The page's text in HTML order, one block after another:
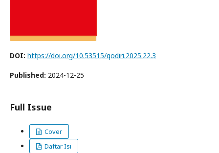
DOI: https://doi.org/10.53515/qodiri.2025.22.3
Published: 2024-12-25
Full Issue
Cover
Daftar Isi